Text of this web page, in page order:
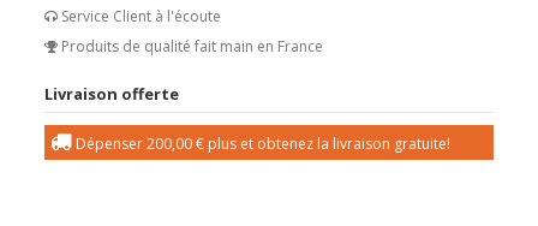
Service Client à l'écoute
Produits de qualité fait main en France
Livraison offerte
Dépenser200,00 € plus et obtenez la livraison gratuite!